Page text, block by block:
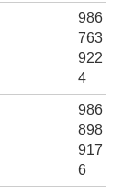
986
763
922
4
986
898
917
6